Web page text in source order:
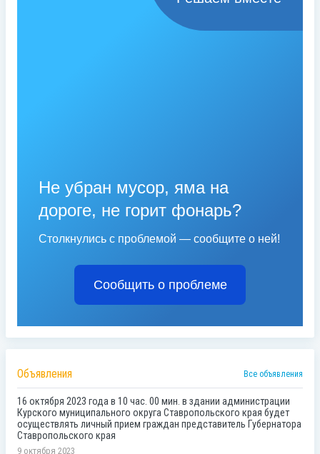
Не убран мусор, яма на
дороге, не горит фонарь?
Столкнулись с проблемой — сообщите о ней!
Сообщить о проблеме
Объявления Все объявления
16 октября 2023 года в 10 час. 00 мин. в здании администрации
Курского муниципального округа Ставропольского края будет
осуществлять личный прием граждан представитель Губернатора
Ставропольского края
9 октября 2023